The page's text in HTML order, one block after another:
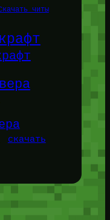
читы
скачать